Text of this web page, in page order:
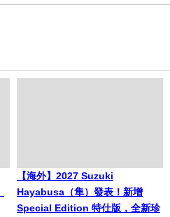
【海外】2027 Suzuki
Hayabusa（隼）發表！新增
Special Edition 特仕版，全新珍